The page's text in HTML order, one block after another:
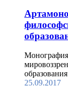
25.09.2017